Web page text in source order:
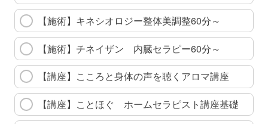
【施術】キネシオロジー整体美調整60分～
【施術】チネイザン 内臓セラピー60分～
【講座】こころと身体の声を聴くアロマ講座
【講座】ことほぐ ホームセラピスト講座基礎